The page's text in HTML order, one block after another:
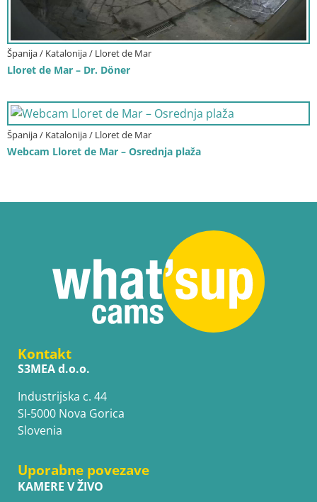
Španija / Katalonija / Lloret de Mar
Lloret de Mar – Dr. Döner
Španija / Katalonija / Lloret de Mar
Webcam Lloret de Mar – Osrednja plaža
Kontakt
S3MEA d.o.o.
Industrijska c. 44
SI-5000 Nova Gorica
Slovenia
Uporabne povezave
KAMERE V ŽIVO